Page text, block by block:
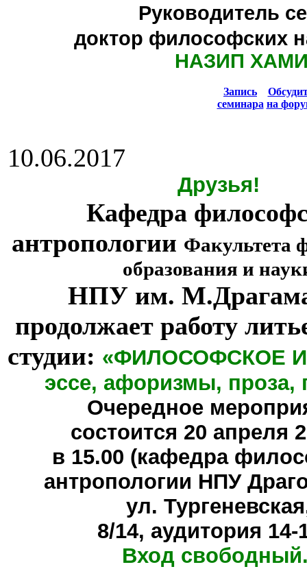
Руководитель
доктор философских
НАЗИП
Запись
семинара на
10.06.2017
Друзья!
Кафедра
антропологии Факультета
образования и
НПУ им.
продолжает работу
студии: «ФИЛОСОФСКОЕ
эссе, афоризмы, проза,
Очередное
состоится 20 апреля
в 15.00 (кафедра
антропологии НПУ
ул.
8/14, аудитория 14-
Вход